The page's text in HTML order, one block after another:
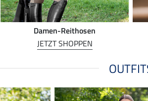
Damen-Reithosen
JETZT SHOPPEN